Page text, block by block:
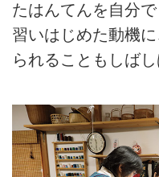
たはんてんを自分
習いはじめた動機
られることもしばし